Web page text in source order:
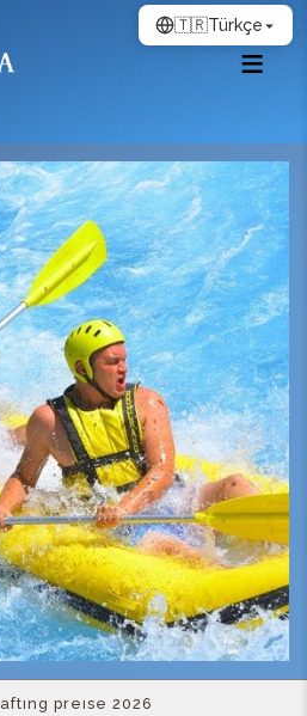
preise 2026
🇹🇷Türkçe